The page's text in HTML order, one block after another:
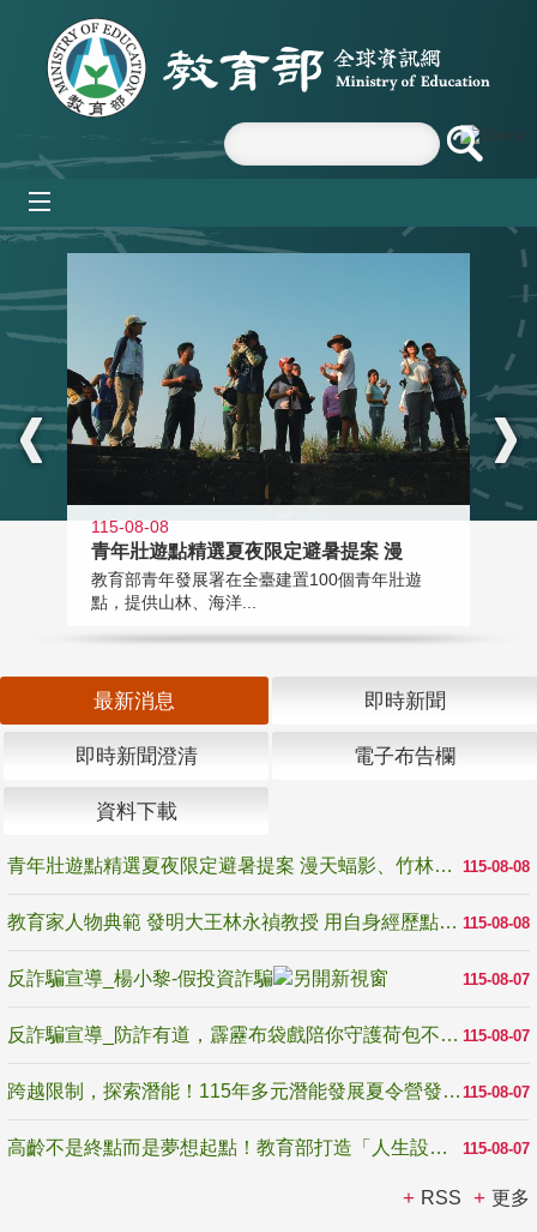
跳到主要內容區塊
:::
115-08-08
青年壯遊點精選夏夜限定避暑提案 漫
教育部青年發展署在全臺建置100個青年壯遊
點，提供山林、海洋...
最新消息 即時新聞
即時新聞澄清 電子布告欄
資料下載
115-08-08
青年壯遊點精選夏夜限定避暑提案 漫天蝠影、竹林尋蛙、茶香夜觀 邀青年暮色出發
115-08-08
教育家人物典範 發明大王林永禎教授 用自身經歷點亮學生的路
115-08-07
反詐騙宣導_楊小黎-假投資詐騙
115-08-07
反詐騙宣導_防詐有道，霹靂布袋戲陪你守護荷包不受騙
115-08-07
跨越限制，探索潛能！115年多元潛能發展夏令營發掘生命無限可能
115-08-07
高齡不是終點而是夢想起點！教育部打造「人生設計夢工場」 參展第3屆高齡健康產業博覽會
RSS 更多